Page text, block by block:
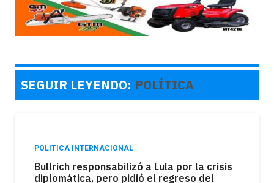
SEGUIR LEYENDO: POLÍTICA
POLITICA INTERNACIONAL
Bullrich responsabilizó a Lula por la crisis
diplomática, pero pidió el regreso del